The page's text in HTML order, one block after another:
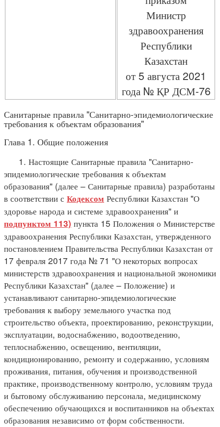
Министр
здравоохранения
Республики
Казахстан
от 5 августа 2021
года № ҚР ДСМ-76
Санитарные правила "Санитарно-эпидемиологические
требования к объектам образования"
Глава 1. Общие положения
1. Настоящие Санитарные правила "Санитарно-
эпидемиологические требования к объектам
образования" (далее – Санитарные правила) разработаны
в соответствии с Кодексом Республики Казахстан "О
здоровье народа и системе здравоохранения" и
подпунктом 113) пункта 15 Положения о Министерстве
здравоохранения Республики Казахстан, утвержденного
постановлением Правительства Республики Казахстан от
17 февраля 2017 года № 71 "О некоторых вопросах
министерств здравоохранения и национальной экономики
Республики Казахстан" (далее – Положение) и
устанавливают санитарно-эпидемиологические
требования к выбору земельного участка под
строительство объекта, проектированию, реконструкции,
эксплуатации, водоснабжению, водоотведению,
теплоснабжению, освещению, вентиляции,
кондиционированию, ремонту и содержанию, условиям
проживания, питания, обучения и производственной
практике, производственному контролю, условиям труда
и бытовому обслуживанию персонала, медицинскому
обеспечению обучающихся и воспитанников на объектах
образования независимо от форм собственности.